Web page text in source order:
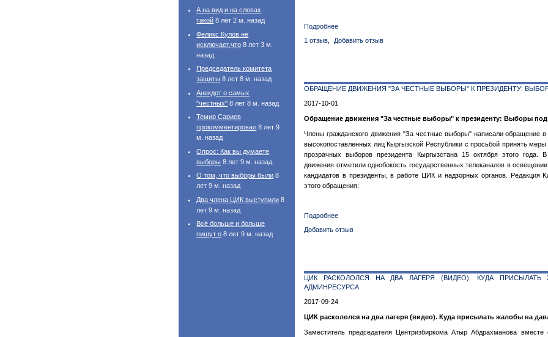
А на вид и на словах
такой 8 лет 2 м. назад
Феликс Кулов не
исключает,что 8 лет 3 м.
назад
Председатель комитета
защиты 8 лет 8 м. назад
Анекдот о самых
"честных" 8 лет 8 м. назад
Темир Сариев
прокомментировал 8 лет 9
м. назад
Опрос: Как вы думаете
выборы 8 лет 9 м. назад
О том, что выборы были 8
лет 9 м. назад
Два члена ЦИК выступили 8
лет 9 м. назад
Всё больше и больше
пишут о 8 лет 9 м. назад
Подробнее
"Честными
и
1 отзыв Добавить отзыв
ОБРАЩЕНИЕ ДВИЖЕНИЯ "ЗА ЧЕСТНЫЕ ВЫБОРЫ" К ПРЕЗИДЕНТУ:
2017-10-01
Обращение движения "За честные выборы" к президенту: Выборы под
Члены гражданского движения "За честные выборы" написали обращение в
высокопоставленных лиц Кыргызской Республики с просьбой принять
прозрачных выборов президента Кыргызстана 15 октября этого
движения отметили однобокость государственных телеканалов в
кандидатов в президенты, в работе ЦИК и надзорных органов. Редакция
этого обращения:
Подробнее
к
президенту:
угрозой
Добавить отзыв
ЦИК РАСКОЛОЛСЯ НА ДВА ЛАГЕРЯ (ВИДЕО). КУДА ПРИСЫЛАТЬ
АДМИНРЕСУРСА
2017-09-24
ЦИК раскололся на два лагеря (видео). Куда присылать жалобы на
Заместитель председателя Центризбиркома Атыр Абдрахманова